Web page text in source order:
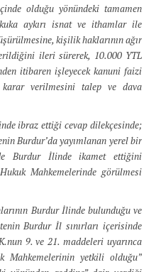
olduğu yönündeki tamamen
aykırı isnat ve ithamlar ile
kişilik haklarının ağır
ileri sürerek, 10.000 YTL
itibaren işleyecek kanuni faizi
verilmesini talep ve dava
ibraz ettiği cevap dilekçesinde;
Burdur’da yayımlanan yerel bir
Burdur İlinde ikamet ettiğini
Mahkemelerinde görülmesi
Burdur İlinde bulunduğu ve
Burdur İl sınırları içerisinde
9. ve 21. maddeleri uyarınca
Mahkemelerinin yetkili olduğu”